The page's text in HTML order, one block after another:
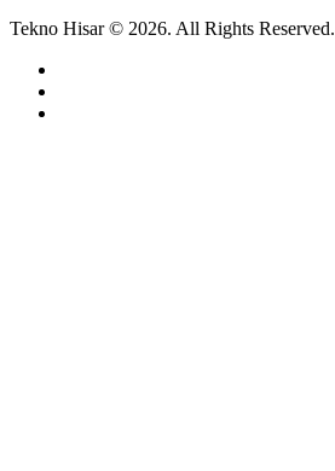
Tekno Hisar © 2026. All Rights Reserved.